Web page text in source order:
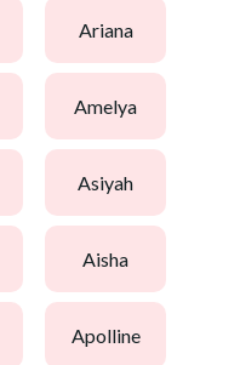
ariana
amelya
asiyah
aisha
apolline